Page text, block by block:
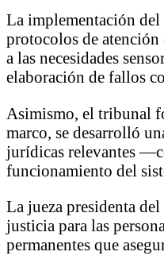
La implementación del
protocolos de atención
a las necesidades
elaboración de fallos
Asimismo, el tribunal
marco, se desarrolló
jurídicas relevantes
funcionamiento del
La jueza presidenta
justicia para las
permanentes que